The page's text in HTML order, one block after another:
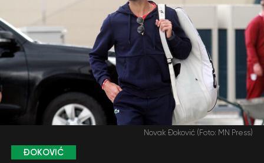
Novak Đoković (Foto: MN Press)
ĐOKOVIĆ